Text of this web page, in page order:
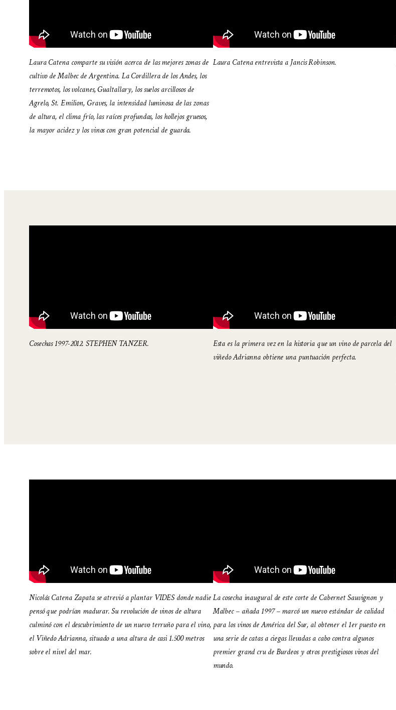
Laura Catena comparte su visión acerca de las mejores zonas de
cultivo de Malbec de Argentina. La Cordillera de los Andes, los
terremotos, los volcanes, Gualtallary, los suelos arcillosos de
Agrelo, St. Emilion, Graves, la intensidad luminosa de las zonas
de altura, el clima frío, las raíces profundas, los hollejos gruesos,
la mayor acidez y los vinos con gran potencial de guarda.
Laura Catena entrevista a Jancis Robinson.
Cosechas 1997-2012. STEPHEN TANZER.
Esta es la primera vez en la historia que un vino de parcela del
viñedo Adrianna obtiene una puntuación perfecta.
Nicolás Catena Zapata se atrevió a plantar VIDES donde nadie
pensó que podrían madurar. Su revolución de vinos de altura
culminó con el descubrimiento de un nuevo terruño para el vino,
el Viñedo Adrianna, situado a una altura de casi 1.500 metros
sobre el nivel del mar.
La cosecha inaugural de este corte de Cabernet Sauvignon y
Malbec – añada 1997 – marcó un nuevo estándar de calidad
para los vinos de América del Sur, al obtener el 1er puesto en
una serie de catas a ciegas llevadas a cabo contra algunos
premier grand cru de Burdeos y otros prestigiosos vinos del
mundo.